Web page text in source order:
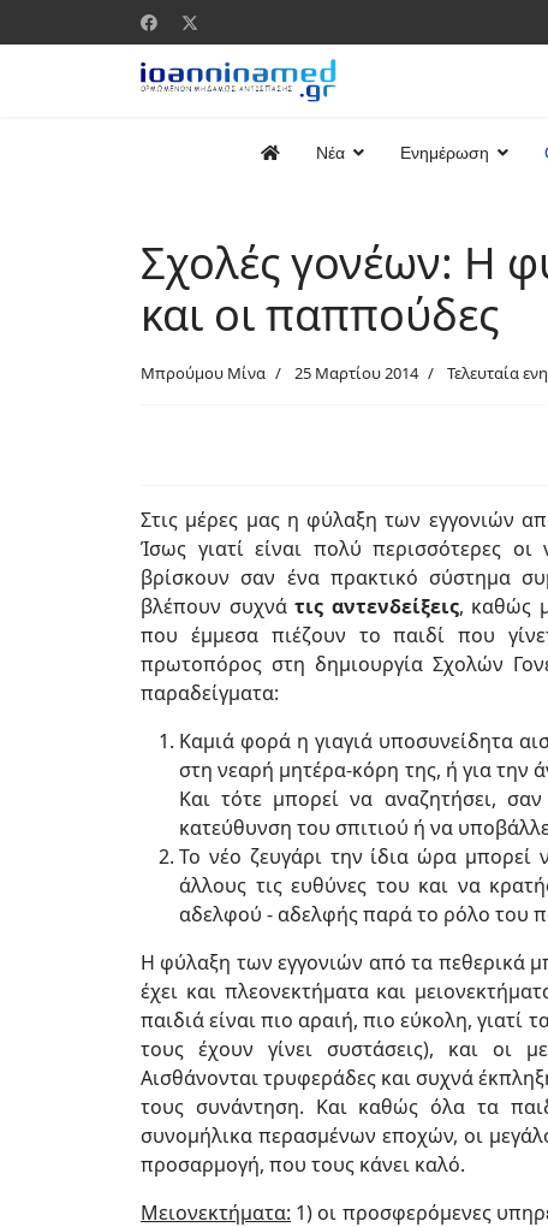
Νέα Ενημέρωση
Σχολές γονέων: Η
και οι παππούδες
Μπρούμου Μίνα 25 Μαρτίου 2014 Τελευταία
Στις μέρες μας η φύλαξη των εγγονιών
Ίσως γιατί είναι πολύ περισσότερες
βρίσκουν σαν ένα πρακτικό σύστημα
βλέπουν συχνά τις αντενδείξεις, καθώς
που έμμεσα πιέζουν το παιδί που
πρωτοπόρος στη δημιουργία Σχολών
παραδείγματα:
Καμιά φορά η γιαγιά υποσυνείδητα
στη νεαρή μητέρα-κόρη της, ή για την
Και τότε μπορεί να αναζητήσει,
κατεύθυνση του σπιτιού ή να
Το νέο ζευγάρι την ίδια ώρα μπορεί
άλλους τις ευθύνες του και να
αδελφού - αδελφής παρά το ρόλο του
Η φύλαξη των εγγονιών από τα πεθερικά
έχει και πλεονεκτήματα και
παιδιά είναι πιο αραιή, πιο εύκολη, γιατί
τους έχουν γίνει συστάσεις), και οι
Αισθάνονται τρυφεράδες και συχνά
τους συνάντηση. Και καθώς όλα τα
συνομήλικα περασμένων εποχών, οι
προσαρμογή, που τους κάνει καλό.
Μειονεκτήματα: 1) οι προσφερόμενες